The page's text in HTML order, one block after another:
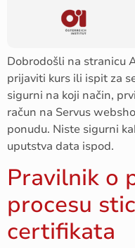
Dobrodošli na stranicu
prijaviti kurs ili ispit za
sigurni na koji način,
račun na Servus
ponudu. Niste sigurni
uputstva data ispod.
Pravilnik o
procesu
certifikata